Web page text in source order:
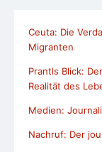
Ceuta: Die
Migranten
Prantls Blick:
Realität des
Medien:
Nachruf: Der